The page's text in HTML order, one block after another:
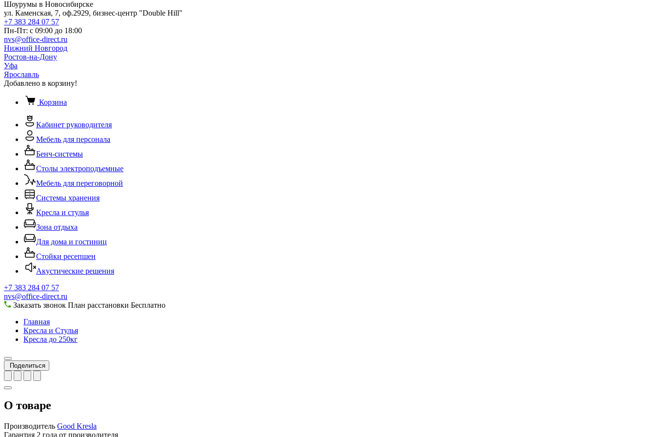
Шоурумы в Новосибирске
ул. Каменская, 7, оф.2929, бизнес-центр "Double Hill"
+7 383 284 07 57
Пн-Пт: с 09:00 до 18:00
nvs@office-direct.ru
Нижний Новгород
Ростов-на-Дону
Уфа
Ярославль
Добавлено в корзину!
Корзина
Кабинет руководителя
Мебель для персонала
Бенч-системы
Столы электроподъемные
Мебель для переговорной
Системы хранения
Кресла и стулья
Зона отдыха
Для дома и гостиниц
Стойки ресепшен
Акустические решения
+7 383 284 07 57
nvs@office-direct.ru
Заказать звонок План расстановки Бесплатно
Главная
Кресла и Стулья
Кресла до 250кг
Поделиться
О товаре
Производитель Good Kresla
Гарантия 2 года от производителя